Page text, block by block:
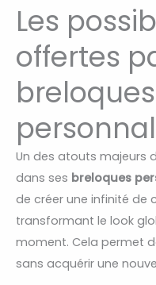
Les
offertes
breloques
Un des atouts majeurs
dans ses breloques
de créer une infinité de
transformant le look
moment. Cela permet
sans acquérir une